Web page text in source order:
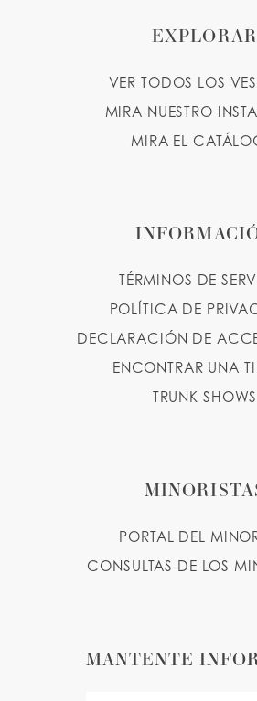
EXPLORAR
VER TODOS LOS
MIRA NUESTRO
MIRA EL
TÉRMINOS DE
POLÍTICA DE
DECLARACIÓN DE
ENCONTRAR UNA
TRUNK SHOWS
PORTAL DEL
CONSULTAS DE LOS
MANTENTE